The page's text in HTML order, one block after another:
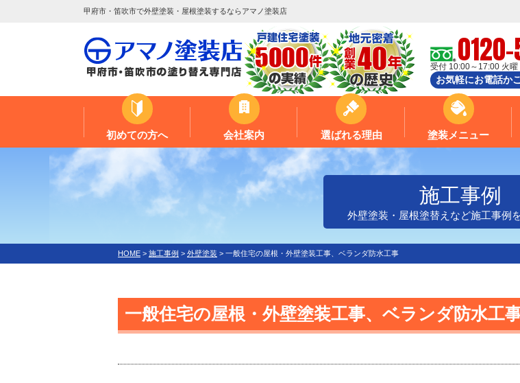
甲府市・笛吹市で外壁塗装・屋根塗装するならアマノ塗装店
0120-
受付 10:00～17:00 火曜
お気軽にお電話か
初めての方へ 会社案内 選ばれる理由 塗装メニュー
施工事例
外壁塗装・屋根塗替えなど施工事例
HOME > 施工事例 > 外壁塗装 > 一般住宅の屋根・外壁塗装工事、ベランダ防水工事
一般住宅の屋根・外壁塗装工事、ベランダ防水工